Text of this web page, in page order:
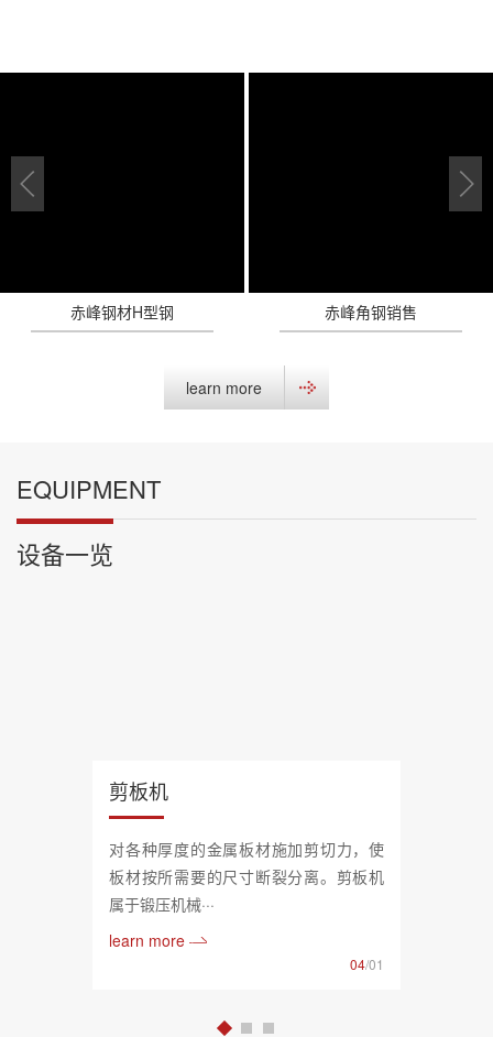
赤峰钢材H型钢 赤峰角钢销售
learn more
EQUIPMENT
设备一览
剪板机
对各种厚度的金属板材施加剪切力，使
板材按所需要的尺寸断裂分离。剪板机
属于锻压机械···
learn more
04/01